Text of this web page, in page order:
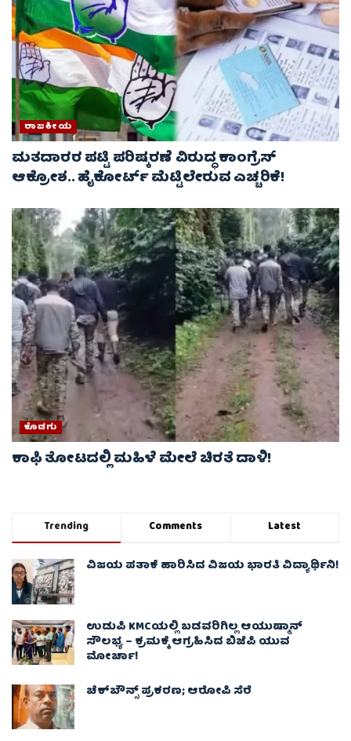
ರಾಜಕೀಯ
ಮತದಾರರ ಪಟ್ಟಿ ಪರಿಷ್ಕರಣೆ ವಿರುದ್ಧ ಕಾಂಗ್ರೆಸ್
ಆಕ್ರೋಶ.. ಹೈಕೋರ್ಟ್ ಮೆಟ್ಟಿಲೇರುವ ಎಚ್ಚರಿಕೆ!
ಕೊಡಗು
ಕಾಫಿ ತೋಟದಲ್ಲಿ ಮಹಿಳೆ ಮೇಲೆ ಚಿರತೆ ದಾಳಿ!
Trending Comments Latest
ವಿಜಯ ಪತಾಕೆ ಹಾರಿಸಿದ ವಿಜಯ ಭಾರತಿ ವಿದ್ಯಾರ್ಥಿನಿ!
ಉಡುಪಿ KMCಯಲ್ಲಿ ಬಡವರಿಗಿಲ್ಲ ಆಯುಷ್ಮಾನ್
ಸೌಲಭ್ಯ – ಕ್ರಮಕ್ಕೆ ಆಗ್ರಹಿಸಿದ ಬಿಜೆಪಿ ಯುವ
ಮೋರ್ಚಾ!
ಚೆಕ್​ಬೌನ್ಸ್​ ಪ್ರಕರಣ; ಆರೋಪಿ ಸೆರೆ